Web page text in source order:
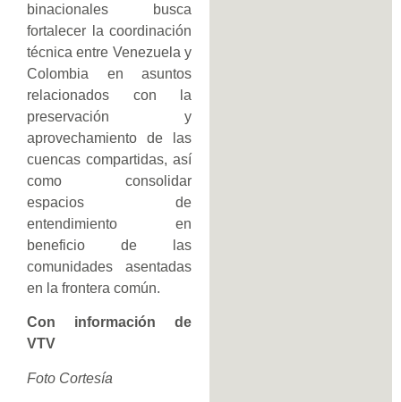
binacionales busca
fortalecer la coordinación
técnica entre Venezuela y
Colombia en asuntos
relacionados con la
preservación y
aprovechamiento de las
cuencas compartidas, así
como consolidar
espacios de
entendimiento en
beneficio de las
comunidades asentadas
en la frontera común.
Con información de
VTV
Foto Cortesía